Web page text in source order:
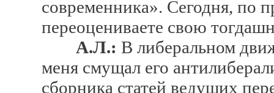
современника». Сегодня, по
переоцениваете свою
А.Л.: В либеральном
меня смущал его
сборника статей ведущих